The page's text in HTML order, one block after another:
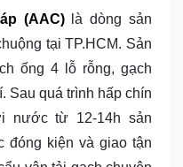
(AAC)là dòng sản
tại TP.HCM. Sản
ống 4 lỗ rỗng, gạch
Sau quá trình hấp chín
nước từ 12-14h sản
đóng kiện và giao tận